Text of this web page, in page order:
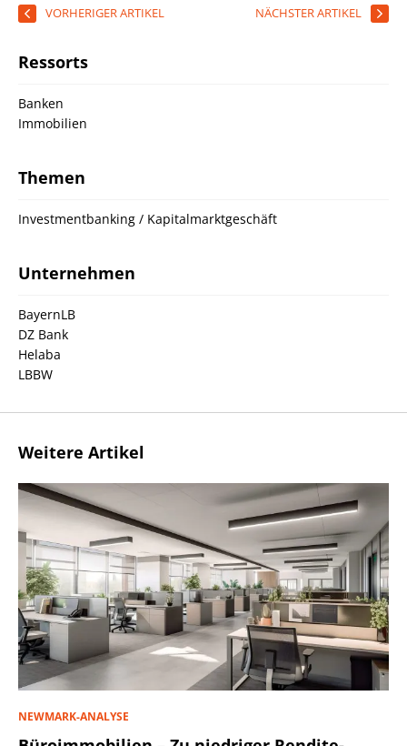
VORHERIGER ARTIKEL NÄCHSTER ARTIKEL
Ressorts
Banken
Immobilien
Themen
Investmentbanking / Kapitalmarktgeschäft
Unternehmen
BayernLB
DZ Bank
Helaba
LBBW
Weitere Artikel
NEWMARK-ANALYSE